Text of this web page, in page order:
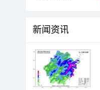
新闻资讯